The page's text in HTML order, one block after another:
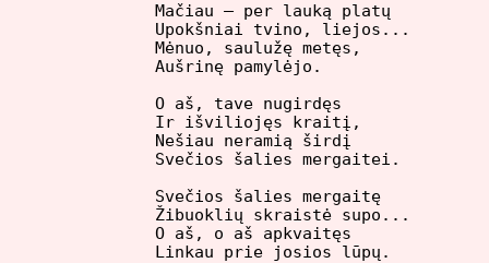
Mačiau – per lauką platų
Upokšniai tvino, liejos...
Mėnuo, saulužę metęs,
Aušrinę pamylėjo.
O aš, tave nugirdęs
Ir išviliojęs kraitį,
Nešiau neramią širdį
Svečios šalies mergaitei.
Svečios šalies mergaitę
Žibuoklių skraistė supo...
O aš, o aš apkvaitęs
Linkau prie josios lūpų.